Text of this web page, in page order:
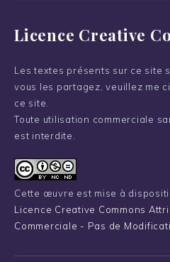
Licence Creative
Les textes présents sur ce site
vous les partagez, veuillez me
ce site.
Toute utilisation commerciale
est interdite.
Cette œuvre est mise à
Licence Creative Commons
Commerciale - Pas de